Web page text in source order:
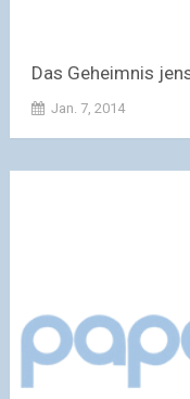
Das Geheimnis
Jan. 7, 2014